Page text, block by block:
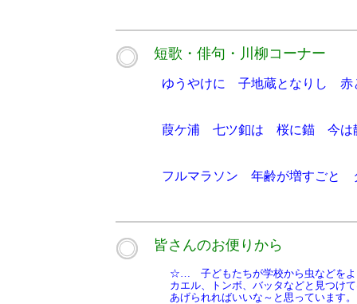
短歌・俳句・川柳コーナー
ゆうやけに 子地蔵となりし 赤
葭ケ浦 七ツ釦は 桜に錨 今は
フルマラソン 年齢が増すごと
皆さんのお便りから
☆… 子どもたちが学校から虫などをよ
カエル、トンボ、バッタなどと見つけ
あげられればいいな～と思っています。